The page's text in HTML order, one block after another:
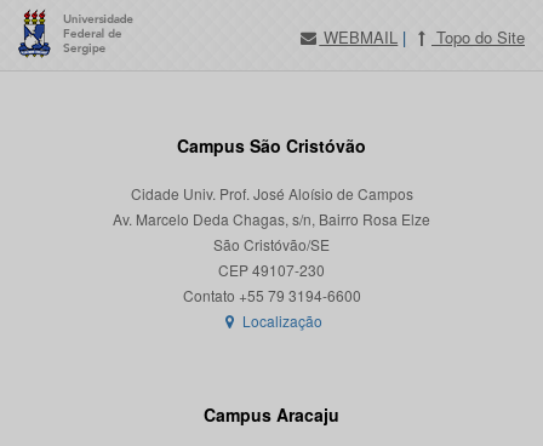
WEBMAIL | Topo do Site
Campus São Cristóvão
Cidade Univ. Prof. José Aloísio de Campos
Av. Marcelo Deda Chagas, s/n, Bairro Rosa Elze
São Cristóvão/SE
CEP 49107-230
Localização
Campus Aracaju